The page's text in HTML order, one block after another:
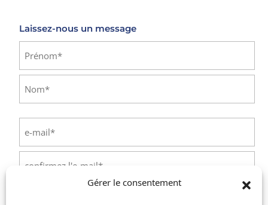
Gérer le consentement
Laissez-nous un message
Prénom
mail(Nécessaire)
Saisissez
un